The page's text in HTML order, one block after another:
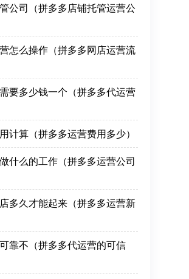
公司（拼多多店铺托管运营公
怎么操作（拼多多网店运营流
要多少钱一个（拼多多代运营
计算（拼多多运营费用多少）
什么的工作（拼多多运营公司
多久才能起来（拼多多运营新
靠不（拼多多代运营的可信